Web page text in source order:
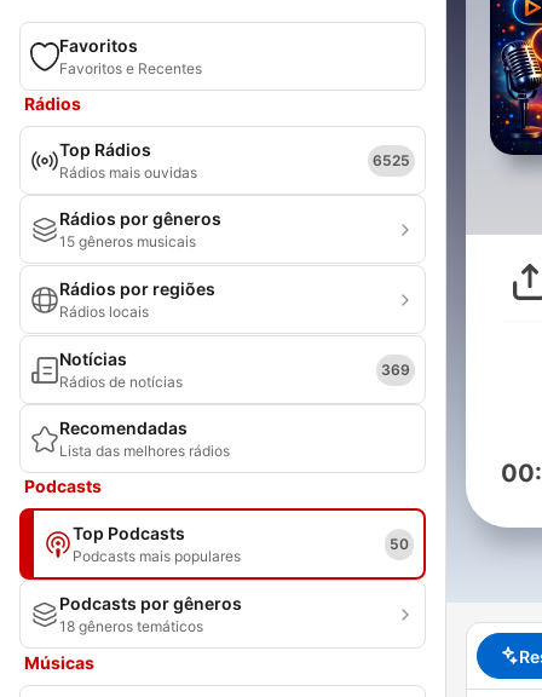
Favoritos
Favoritos e Recentes
Rádios
Top Rádios
Rádios mais ouvidas
6525
Rádios por gêneros
15 gêneros musicais
Rádios por regiões
Rádios locais
Notícias
Rádios de notícias
369
Recomendadas
Lista das melhores rádios
Podcasts
Top Podcasts
Podcasts mais populares
50
Podcasts por gêneros
18 gêneros temáticos
Músicas